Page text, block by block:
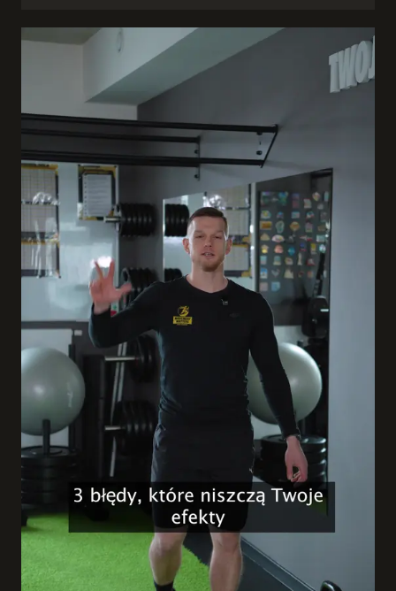
przygotować. Efekt — powrót do aktywności i 100%
zaufania do planu. „Każde ćwiczenie ma sens, czuję się
bezpiecznie — Mateusz koryguje nawet najmniejsze
błędy." Tak wygląda mądry, bezpieczny powrót po
#Rzeszów